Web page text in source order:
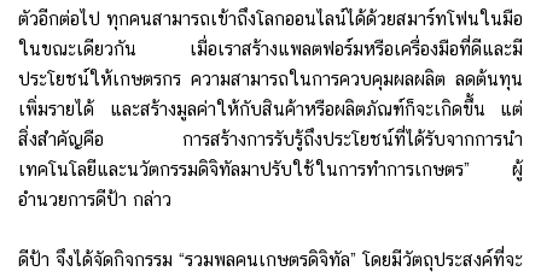
ตัวอีกต่อไป ทุกคนสามารถเข้าถึงโลกออนไลน์ได้ด้วยสมาร์ทโฟนในมือ
ในขณะเดียวกัน เมื่อเราสร้างแพลตฟอร์มหรือเครื่องมือที่ดีและมี
ประโยชน์ให้เกษตรกร ความสามารถในการควบคุมผลผลิต ลดต้นทุน
เพิ่มรายได้ และสร้างมูลค่าให้กับสินค้าหรือผลิตภัณฑ์ก็จะเกิดขึ้น แต่
สิ่งสำคัญคือ การสร้างการรับรู้ถึงประโยชน์ที่ได้รับจากการนำ
เทคโนโลยีและนวัตกรรมดิจิทัลมาปรับใช้ในการทำการเกษตร” ผู้
อำนวยการดีป้า กล่าว
ดีป้า จึงได้จัดกิจกรรม “รวมพลคนเกษตรดิจิทัล” โดยมีวัตถุประสงค์ที่จะ